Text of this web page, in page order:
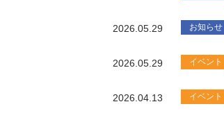
2026.05.29 お知らせ
2026.05.29 イベント
2026.04.13 イベント